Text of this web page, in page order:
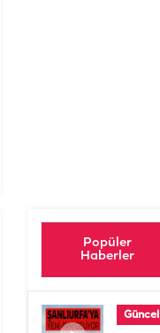
Popüler
Haberler
Güncel